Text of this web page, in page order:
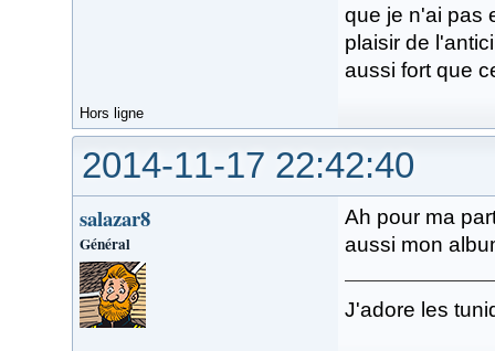
que je n'ai pas
plaisir de
aussi fort que
Hors ligne
2014-11-17 22:42:40
salazar8
Général
Ah pour ma
aussi mon
J'adore les